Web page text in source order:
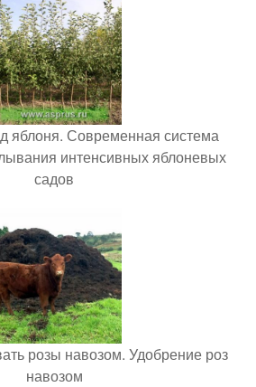
яблоня. Современная система
интенсивных яблоневых
садов
розы навозом. Удобрение роз
навозом